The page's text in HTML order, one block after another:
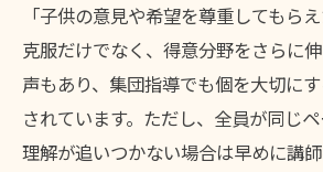
「子供の意見や希望を尊重してもら
克服だけでなく、得意分野をさらに
声もあり、集団指導でも個を大切に
されています。ただし、全員が同じペ
理解が追いつかない場合は早めに講